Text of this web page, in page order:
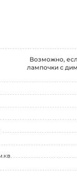
Возможно,
лампочки с